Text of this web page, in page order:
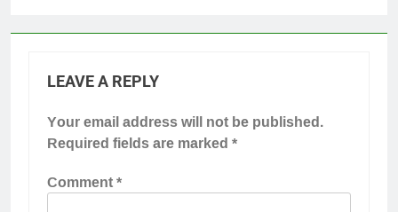
LEAVE A REPLY
Your email address will not be published.
Required fields are marked*
Comment*